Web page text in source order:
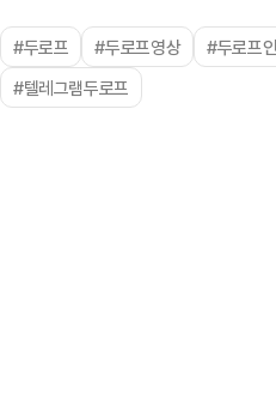
#두로프 #두로프영상 #두로프
#텔레그램두로프